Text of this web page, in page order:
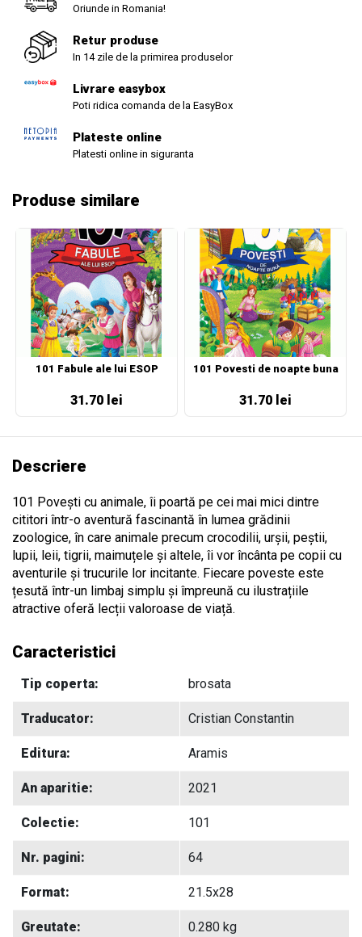
Oriunde in Romania!
Retur produse
In 14 zile de la primirea produselor
Livrare easybox
Poti ridica comanda de la EasyBox
Plateste online
Platesti online in siguranta
Produse similare
101 Fabule ale lui ESOP
31.70 lei
101 Povesti de noapte buna
31.70 lei
Descriere
101 Povești cu animale, îi poartă pe cei mai mici dintre
cititori într-o aventură fascinantă în lumea grădinii
zoologice, în care animale precum crocodilii, urșii, peștii,
lupii, leii, tigrii, maimuțele și altele, îi vor încânta pe copii cu
aventurile și trucurile lor incitante. Fiecare poveste este
țesută într-un limbaj simplu și împreună cu ilustrațiile
atractive oferă lecții valoroase de viață.
Caracteristici
Tip coperta: brosata
Traducator: Cristian Constantin
Editura: Aramis
An aparitie: 2021
Colectie: 101
Nr. pagini: 64
Format: 21.5x28
Greutate: 0.280 kg